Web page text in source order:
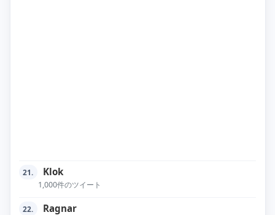
21. Klok
1,000件のツイート
22. Ragnar